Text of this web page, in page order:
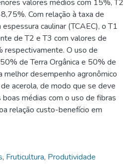
valores médios com 15%, T2
Com relação à taxa de
caulinar (TCAEC), o T1
de T2 e T3 com valores de
O uso de
de Terra Orgânica e 50% de
desempenho agronômico
acerola, de modo que se deve
médias com o uso de fibras
relação custo-benefício em
, Fruticultura, Produtividade